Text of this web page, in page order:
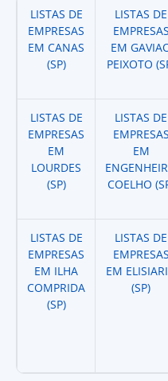
LISTAS DE
EMPRESAS
EM CANAS
(SP)
LISTAS DE
EMPRESAS
EM
PEIXOTO
LISTAS DE
EMPRESAS
EM
LOURDES
(SP)
LISTAS DE
EMPRESAS
EM
COELHO
LISTAS DE
EMPRESAS
EM ILHA
COMPRIDA
(SP)
LISTAS DE
EMPRESAS
EM
(SP)